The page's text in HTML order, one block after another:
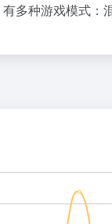
多种游戏模式：